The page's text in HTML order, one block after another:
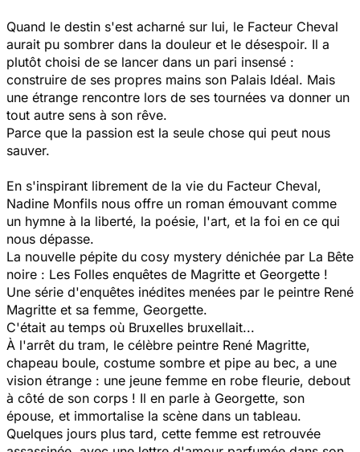
Quand le destin s'est acharné sur lui, le Facteur Cheval
aurait pu sombrer dans la douleur et le désespoir. Il a
plutôt choisi de se lancer dans un pari insensé :
construire de ses propres mains son Palais Idéal. Mais
une étrange rencontre lors de ses tournées va donner un
tout autre sens à son rêve.
Parce que la passion est la seule chose qui peut nous
sauver.
En s'inspirant librement de la vie du Facteur Cheval,
Nadine Monfils nous offre un roman émouvant comme
un hymne à la liberté, la poésie, l'art, et la foi en ce qui
nous dépasse.
La nouvelle pépite du cosy mystery dénichée par La Bête
noire : Les Folles enquêtes de Magritte et Georgette !
Une série d'enquêtes inédites menées par le peintre René
Magritte et sa femme, Georgette.
C'était au temps où Bruxelles bruxellait...
À l'arrêt du tram, le célèbre peintre René Magritte,
chapeau boule, costume sombre et pipe au bec, a une
vision étrange : une jeune femme en robe fleurie, debout
à côté de son corps ! Il en parle à Georgette, son
épouse, et immortalise la scène dans un tableau.
Quelques jours plus tard, cette femme est retrouvée